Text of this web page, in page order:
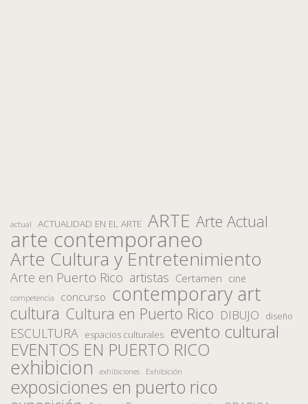
actual ACTUALIDAD EN EL ARTE ARTE Arte Actual
arte contemporaneo
Arte Cultura y Entretenimiento
Arte en Puerto Rico artistas Certamen cine
competencia concurso contemporary art
cultura Cultura en Puerto Rico DIBUJO diseño
ESCULTURA espacios culturales evento cultural
EVENTOS EN PUERTO RICO
exhibicion exhibiciones Exhibición
exposiciones en puerto rico